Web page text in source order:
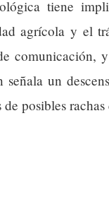
tiene
agrícola y el
comunicación,
un
posibles